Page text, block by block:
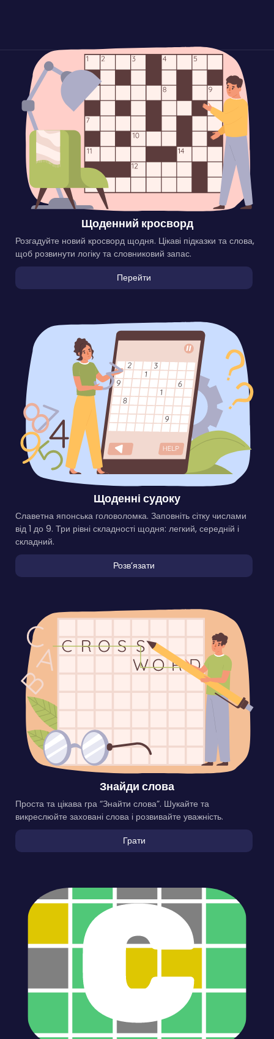
Щоденний кросворд
Розгадуйте новий кросворд щодня. Цікаві підказки та слова,
щоб розвинути логіку та словниковий запас.
Перейти
Щоденні судоку
Славетна японська головоломка. Заповніть сітку числами
від 1 до 9. Три рівні складності щодня: легкий, середній і
складний.
Розвʼязати
Знайди слова
Проста та цікава гра “Знайти слова”. Шукайте та
викреслюйте заховані слова і розвивайте уважність.
Грати